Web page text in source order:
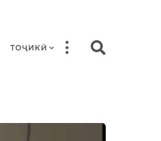
ТОҶИКӢ